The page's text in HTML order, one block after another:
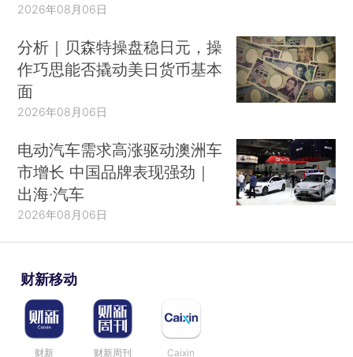
2026年08月06日
分析｜贝森特操盘稳日元，操
作巧思能否撬动美日货币基本
面
2026年08月06日
电动汽车需求高涨驱动澳洲车
市增长 中国品牌表现强劲｜
出海·汽车
2026年08月06日
财新移动
财新 财新周刊 Caixin